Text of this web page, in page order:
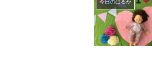
今日のはるか